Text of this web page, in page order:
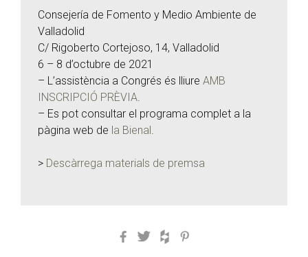
Consejería de Fomento y Medio Ambiente de
Valladolid
C/ Rigoberto Cortejoso, 14, Valladolid
6 – 8 d’octubre de 2021
– L’assistència a Congrés és lliure AMB
INSCRIPCIÓ PRÈVIA
– Es pot consultar el programa complet a la
pàgina web de la Bienal
> Descàrrega materials de premsa
Facebook
TwitterHouzz